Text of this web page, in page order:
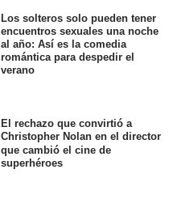
Los solteros solo pueden tener
encuentros sexuales una noche
al año: Así es la comedia
romántica para despedir el
verano
El rechazo que convirtió a
Christopher Nolan en el director
que cambió el cine de
superhéroes